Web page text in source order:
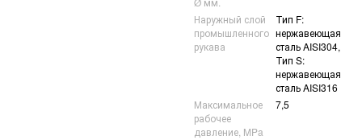
Наружный слой
промышленного
рукава
Тип F:
нержавеющая
сталь AISI304,
Тип S:
нержавеющая
сталь AISI316
Максимальное
рабочее
давление, MPa
7,5